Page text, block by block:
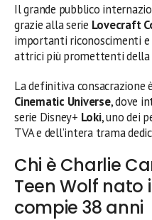
Il grande pubblico
grazie alla serie Lovecraft
importanti riconoscimenti e
attrici più promettenti della
La definitiva consacrazione
Cinematic Universe, dove
serie Disney+ Loki, uno dei
TVA e dell’intera trama
Chi è Charlie
Teen Wolf nato
compie 38 anni